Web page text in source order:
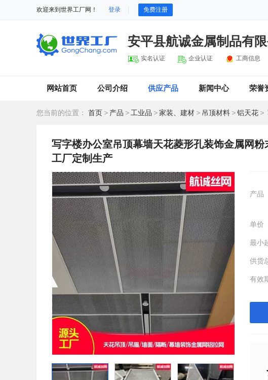
欢迎来到世界工厂网！ 登录 免费注册
安平县航诚金属制品有限
实名认证 企业认证 工商信息
网站首页 公司介绍 供应产品 新闻中心 荣誉
您当前的位置： 首页 > 产品 > 工业品 >家装、建材 > 吊顶材料 >铝天花 >
写字楼办公室吊顶幕墙天花菱形孔装饰金属网
工厂定制生产
产品
单价
最小
供货
有效